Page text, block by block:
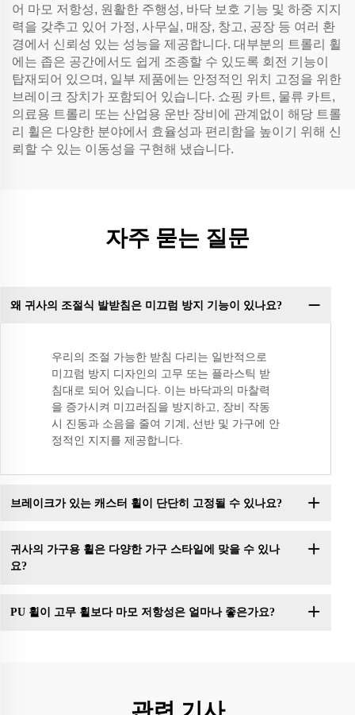
어 마모 저항성, 원활한 주행성, 바닥 보호 기능 및 하중 지지
력을 갖추고 있어 가정, 사무실, 매장, 창고, 공장 등 여러 환
경에서 신뢰성 있는 성능을 제공합니다. 대부분의 트롤리 휠
에는 좁은 공간에서도 쉽게 조종할 수 있도록 회전 기능이
탑재되어 있으며, 일부 제품에는 안정적인 위치 고정을 위한
브레이크 장치가 포함되어 있습니다. 쇼핑 카트, 물류 카트,
의료용 트롤리 또는 산업용 운반 장비에 관계없이 해당 트롤
리 휠은 다양한 분야에서 효율성과 편리함을 높이기 위해 신
뢰할 수 있는 이동성을 구현해 냈습니다.
자주 묻는 질문
왜 귀사의 조절식 발받침은 미끄럼 방지 기능이 있나요?
우리의 조절 가능한 받침 다리는 일반적으로
미끄럼 방지 디자인의 고무 또는 플라스틱 받
침대로 되어 있습니다. 이는 바닥과의 마찰력
을 증가시켜 미끄러짐을 방지하고, 장비 작동
시 진동과 소음을 줄여 기계, 선반 및 가구에 안
정적인 지지를 제공합니다.
브레이크가 있는 캐스터 휠이 단단히 고정될 수 있나요?
귀사의 가구용 휠은 다양한 가구 스타일에 맞을 수 있나
요?
PU 휠이 고무 휠보다 마모 저항성은 얼마나 좋은가요?